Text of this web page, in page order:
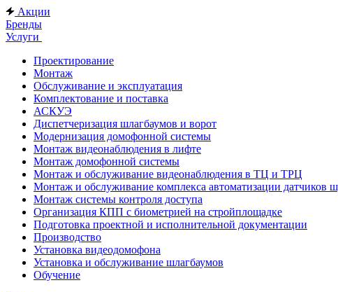
Акции
Бренды
Услуги
Проектирование
Монтаж
Обслуживание и эксплуатация
Комплектование и поставка
АСКУЭ
Диспетчеризация шлагбаумов и ворот
Модернизация домофонной системы
Монтаж видеонаблюдения в лифте
Монтаж домофонной системы
Монтаж и обслуживание видеонаблюдения в ТЦ и ТРЦ
Монтаж и обслуживание комплекса автоматизации
Монтаж системы контроля доступа
Организация КПП с биометрией на стройплощадке
Подготовка проектной и исполнительной документации
Производство
Установка видеодомофона
Установка и обслуживание шлагбаумов
Обучение